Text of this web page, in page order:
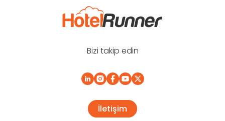
Bizi takip edin
İletişim